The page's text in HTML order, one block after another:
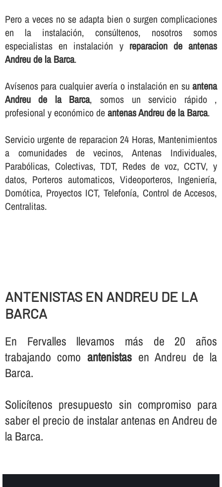
Pero a veces no se adapta bien o surgen complicaciones
en la instalación, consúltenos, nosotros somos
especialistas en instalación y reparacion de antenas
Andreu de la Barca.
Aví­senos para cualquier averí­a o instalación en suantena
Andreu de la Barca, somos un servicio rápido ,
profesional y económico deantenas Andreu de la Barca.
Servicio urgente de reparacion 24 Horas, Mantenimientos
a comunidades de vecinos, Antenas Individuales,
Parabólicas, Colectivas, TDT, Redes de voz, CCTV, y
datos, Porteros automaticos, Videoporteros, Ingenierí­a,
Domótica, Proyectos ICT, Telefoní­a, Control de Accesos,
Centralitas.
ANTENISTAS EN ANDREU DE LA
BARCA
En Fervalles llevamos más de 20 años
trabajando como antenistasen Andreu de la
Barca.
Solicí­tenos presupuesto sin compromiso para
saber el precio de instalar antenas en Andreu de
la Barca.